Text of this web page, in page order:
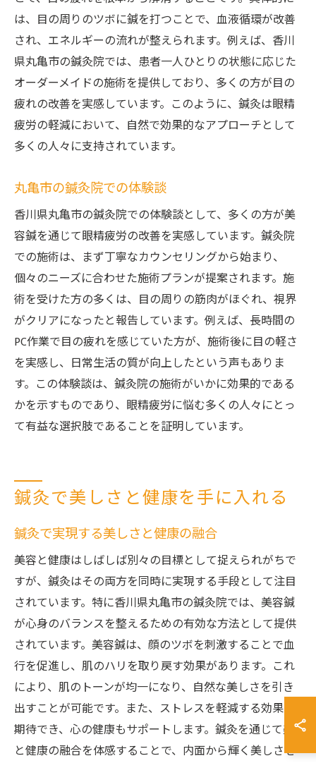
は、目の周りのツボに鍼を打つことで、血液循環が改善
され、エネルギーの流れが整えられます。例えば、香川
県丸亀市の鍼灸院では、患者一人ひとりの状態に応じた
オーダーメイドの施術を提供しており、多くの方が目の
疲れの改善を実感しています。このように、鍼灸は眼精
疲労の軽減において、自然で効果的なアプローチとして
多くの人々に支持されています。
丸亀市の鍼灸院での体験談
香川県丸亀市の鍼灸院での体験談として、多くの方が美
容鍼を通じて眼精疲労の改善を実感しています。鍼灸院
での施術は、まず丁寧なカウンセリングから始まり、
個々のニーズに合わせた施術プランが提案されます。施
術を受けた方の多くは、目の周りの筋肉がほぐれ、視界
がクリアになったと報告しています。例えば、長時間の
PC作業で目の疲れを感じていた方が、施術後に目の軽さ
を実感し、日常生活の質が向上したという声もありま
す。この体験談は、鍼灸院の施術がいかに効果的である
かを示すものであり、眼精疲労に悩む多くの人々にとっ
て有益な選択肢であることを証明しています。
鍼灸で美しさと健康を手に入れる
鍼灸で実現する美しさと健康の融合
美容と健康はしばしば別々の目標として捉えられがちで
すが、鍼灸はその両方を同時に実現する手段として注目
されています。特に香川県丸亀市の鍼灸院では、美容鍼
が心身のバランスを整えるための有効な方法として提供
されています。美容鍼は、顔のツボを刺激することで血
行を促進し、肌のハリを取り戻す効果があります。これ
により、肌のトーンが均一になり、自然な美しさを引き
出すことが可能です。また、ストレスを軽減する効果も
期待でき、心の健康もサポートします。鍼灸を通じて美
と健康の融合を体感することで、内面から輝く美しさを